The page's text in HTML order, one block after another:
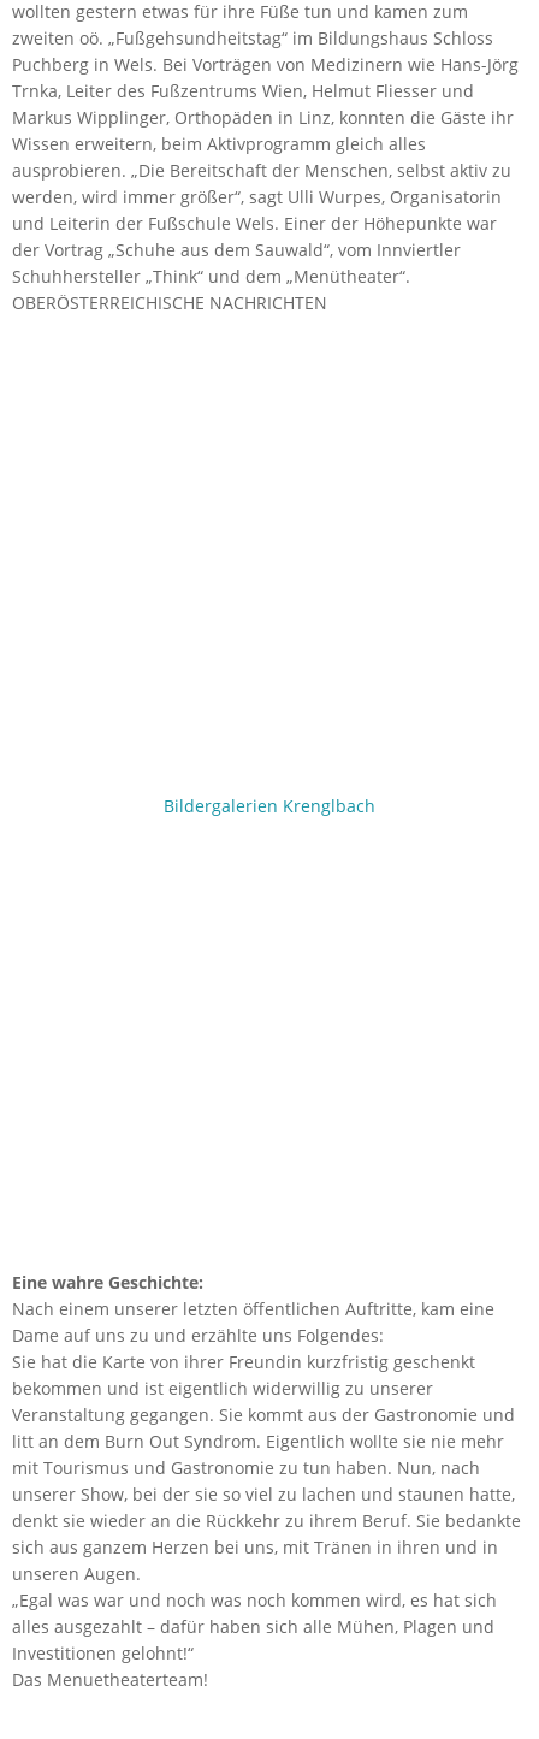
wollten gestern etwas für ihre Füße tun und kamen zum
zweiten oö. „Fußgehsundheitstag“ im Bildungshaus Schloss
Puchberg in Wels. Bei Vorträgen von Medizinern wie Hans-Jörg
Trnka, Leiter des Fußzentrums Wien, Helmut Fliesser und
Markus Wipplinger, Orthopäden in Linz, konnten die Gäste ihr
Wissen erweitern, beim Aktivprogramm gleich alles
ausprobieren. „Die Bereitschaft der Menschen, selbst aktiv zu
werden, wird immer größer“, sagt Ulli Wurpes, Organisatorin
und Leiterin der Fußschule Wels. Einer der Höhepunkte war
der Vortrag „Schuhe aus dem Sauwald“, vom Innviertler
Schuhhersteller „Think“ und dem „Menütheater“.
OBERÖSTERREICHISCHE NACHRICHTEN
Bildergalerien Krenglbach
Eine wahre Geschichte:
Nach einem unserer letzten öffentlichen Auftritte, kam eine
Dame auf uns zu und erzählte uns Folgendes:
Sie hat die Karte von ihrer Freundin kurzfristig geschenkt
bekommen und ist eigentlich widerwillig zu unserer
Veranstaltung gegangen. Sie kommt aus der Gastronomie und
litt an dem Burn Out Syndrom. Eigentlich wollte sie nie mehr
mit Tourismus und Gastronomie zu tun haben. Nun, nach
unserer Show, bei der sie so viel zu lachen und staunen hatte,
denkt sie wieder an die Rückkehr zu ihrem Beruf. Sie bedankte
sich aus ganzem Herzen bei uns, mit Tränen in ihren und in
unseren Augen.
„Egal was war und noch was noch kommen wird, es hat sich
alles ausgezahlt – dafür haben sich alle Mühen, Plagen und
Investitionen gelohnt!“
Das Menuetheaterteam!